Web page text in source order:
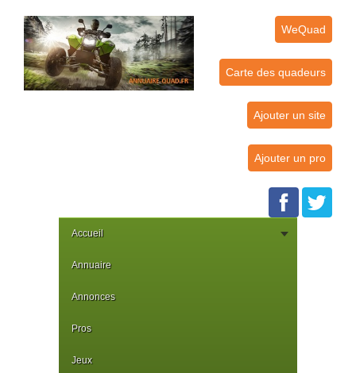
WeQuad
Carte des quadeurs
Ajouter un site
Ajouter un pro
Accueil
Annuaire
Annonces
Pros
Jeux